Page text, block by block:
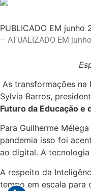
PUBLICADO EM junho
– ATUALIZADO EM
As transformações
Sylvia Barros,
Futuro da Educação
Para Guilherme
pandemia isso foi
ao digital. A tecnologia
A respeito da
tempo em escala para